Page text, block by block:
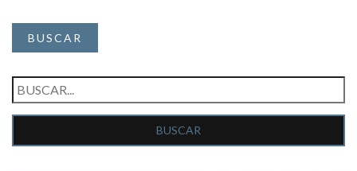
BUSCAR